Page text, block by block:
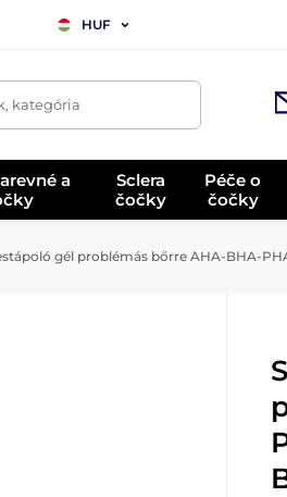
HUF
kategória
a
Sclera
čočky
Péče o
čočky
gél problémás bőrre AHA-BHA-